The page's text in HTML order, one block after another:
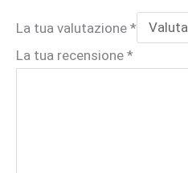
La tua valutazione *
La tua recensione *